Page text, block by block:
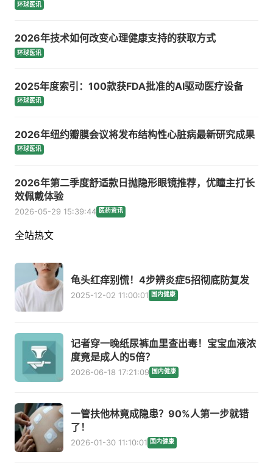
环球医讯
2026年技术如何改变心理健康支持的获取方式
环球医讯
2025年度索引：100款获FDA批准的AI驱动医疗设备
环球医讯
2026年纽约瓣膜会议将发布结构性心脏病最新研究成果
环球医讯
2026年第二季度舒适款日抛隐形眼镜推荐，优瞳主打长
效佩戴体验
2026-05-29 15:39:44 医药资讯
全站热文
龟头红痒别慌！4步辨炎症5招彻底防复发
2025-12-02 11:00:01 国内健康
记者穿一晚纸尿裤血里查出毒！宝宝血液浓
度竟是成人的5倍？
2026-06-18 17:21:09 国内健康
一管扶他林竟成隐患？90%人第一步就错
了！
2026-01-30 11:10:01 国内健康